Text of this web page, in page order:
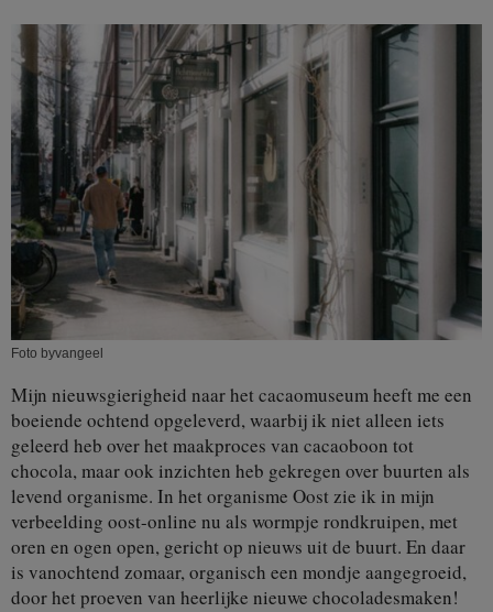
Foto byvangeel
Mijn nieuwsgierigheid naar het cacaomuseum heeft me een
boeiende ochtend opgeleverd, waarbij ik niet alleen iets
geleerd heb over het maakproces van cacaoboon tot
chocola, maar ook inzichten heb gekregen over buurten als
levend organisme. In het organisme Oost zie ik in mijn
verbeelding oost-online nu als wormpje rondkruipen, met
oren en ogen open, gericht op nieuws uit de buurt. En daar
is vanochtend zomaar, organisch een mondje aangegroeid,
door het proeven van heerlijke nieuwe chocoladesmaken!